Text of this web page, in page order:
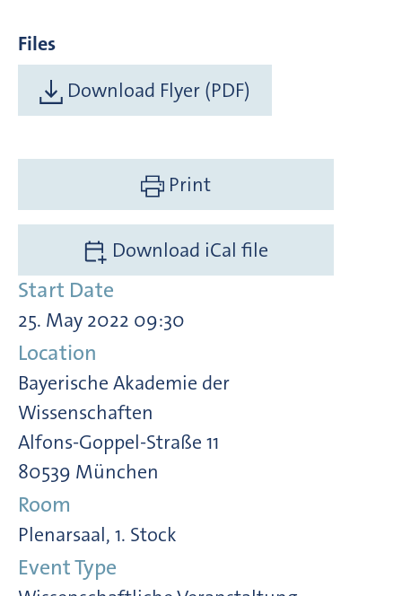
Files
Download Flyer (PDF)
Print
Download iCal file
Start Date
25. May 2022 09:30
Location
Bayerische Akademie der
Wissenschaften
Alfons-Goppel-Straße 11
80539 München
Room
Plenarsaal, 1. Stock
Event Type